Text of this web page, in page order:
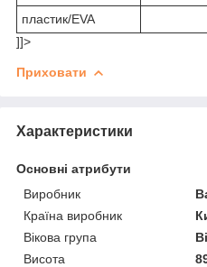
пластик/EVA
]]>
Приховати
Характеристики
Основні атрибути
Виробник
Країна виробник
Вікова група
Висота